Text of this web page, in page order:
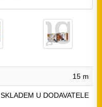
15 m
SKLADEM U DODAVATELE